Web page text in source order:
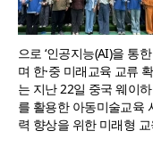
으로 ‘인공지능(AI)을 통
며 한·중 미래교육 교류
는 지난 22일 중국 웨이
를 활용한 아동미술교육
력 향상을 위한 미래형